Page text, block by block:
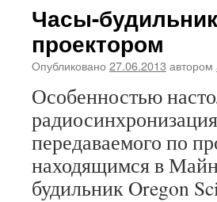
Часы-
проектором
Опубликовано 27.06.2013 автором
Особенностью
передаваемого по
находящимся в
будильник Oregon